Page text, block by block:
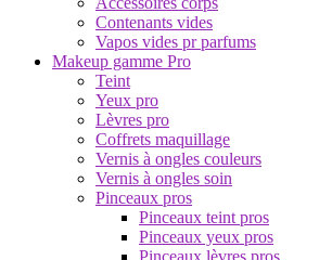
Contenants vides
Vapos vides pr parfums
Makeup gamme Pro
Teint
Yeux pro
Lèvres pro
Coffrets maquillage
Vernis à ongles couleurs
Vernis à ongles soin
Pinceaux pros
Pinceaux teint pros
Pinceaux yeux pros